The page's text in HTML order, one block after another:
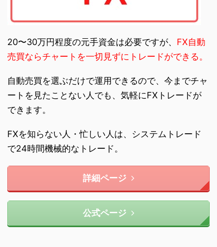
20〜30万円程度の元手資金は必要ですが、 FX自動
売買ならチャートを一切見ずにトレードができる。
自動売買を選ぶだけで運用できるので、今までチャ
ートを見たことない人でも、気軽にFXトレードが
できます。
FXを知らない人・忙しい人は、システムトレード
で24時間機械的なトレード。
詳細ページ
公式ページ